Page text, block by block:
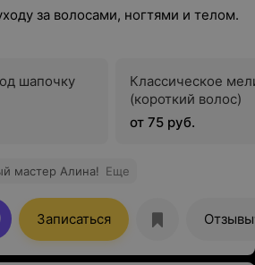
за волосами, ногтями и телом.
шапочку
Классическое
(короткий волос)
от 75 руб.
мастер Алина! Еще
Записаться Отзывы